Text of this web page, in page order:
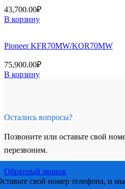
43,700.00₽
В корзину
Pioneer KFR70MW/KOR70MW
75,900.00₽
В корзину
Остались вопросы?
Позвоните или оставьте свой
перезвоним.
Обратный звонок
свой номер телефона, и